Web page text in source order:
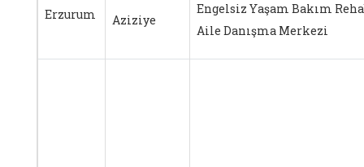
Erzurum Aziziye
Engelsiz Yaşam Bakım
Aile Danışma Merkezi